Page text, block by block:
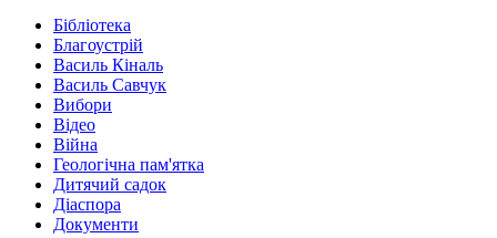
Бібліотека
Благоустрій
Василь Кіналь
Василь Савчук
Вибори
Відео
Війна
Геологічна пам'ятка
Дитячий садок
Діаспора
Документи